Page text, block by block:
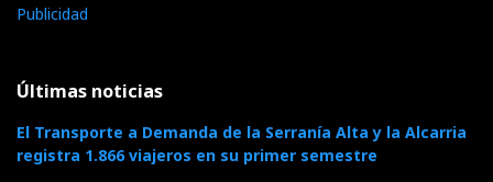
Publicidad
Últimas noticias
El Transporte a Demanda de la Serranía Alta y la Alcarria
registra 1.866 viajeros en su primer semestre